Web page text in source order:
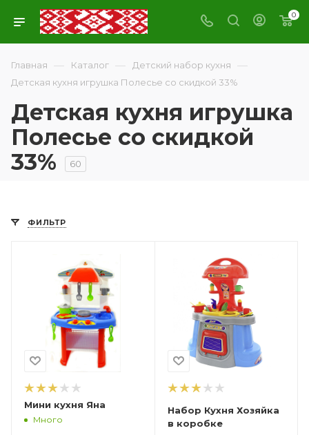
0
Главная — Каталог — Детский набор кухня —
Детская кухня игрушка Полесье со скидкой 33%
Детская кухня игрушка
Полесье со скидкой
33%
60
ФИЛЬТР
Мини кухня Яна
Много
Набор Кухня Хозяйка
в коробке